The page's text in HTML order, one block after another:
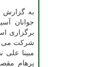
به گزارش
جوانان
برگزاری
شرکت می
مبینا علی
پرهام